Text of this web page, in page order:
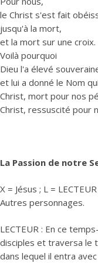
le Christ s'est fait
jusqu'à la mort,
et la mort sur une croix.
Voilà pourquoi
Dieu l'a élevé
et lui a donné le Nom
Christ, mort pour nos
Christ, ressuscité pour
La Passion de notre
X = Jésus ; L =
Autres personnages.
LECTEUR : En ce
disciples et traversa le
dans lequel il entra